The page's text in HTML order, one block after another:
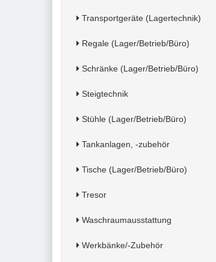
Transportgeräte (Lagertechnik)
Regale (Lager/Betrieb/Büro)
Schränke (Lager/Betrieb/Büro)
Steigtechnik
Stühle (Lager/Betrieb/Büro)
Tankanlagen, -zubehör
Tische (Lager/Betrieb/Büro)
Tresor
Waschraumausstattung
Werkbänke/-Zubehör